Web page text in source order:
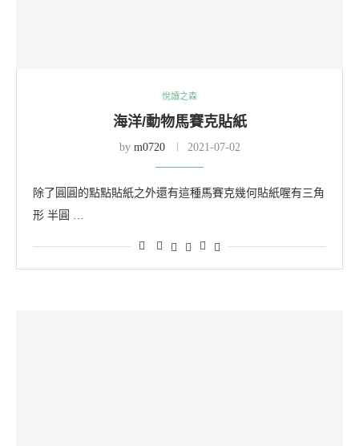
悅讀之森
海洋/動物馬賽克貼紙
by m0720 2021-07-02
除了圓圓的點點貼紙之外還有這種馬賽克幾何貼紙喔有三角
形 半圓 …